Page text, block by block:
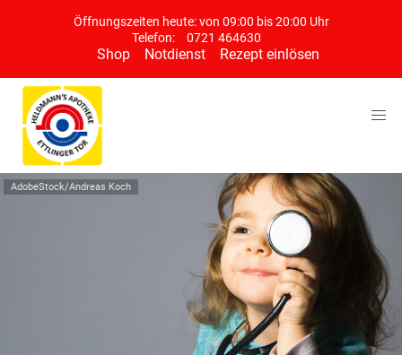
Öffnungszeiten heute: von 09:00 bis 20:00 Uhr
Telefon:
0721 464630
Shop Notdienst Rezept einlösen
AdobeStock/Andreas Koch